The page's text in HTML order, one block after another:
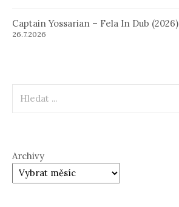
Captain Yossarian – Fela In Dub (2026)
26.7.2026
Archivy